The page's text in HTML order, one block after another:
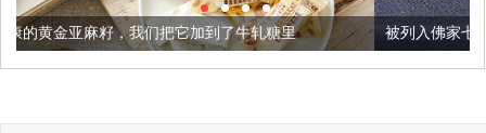
把它加到了牛轧糖里 被列入佛家七宝的它到底有多美？